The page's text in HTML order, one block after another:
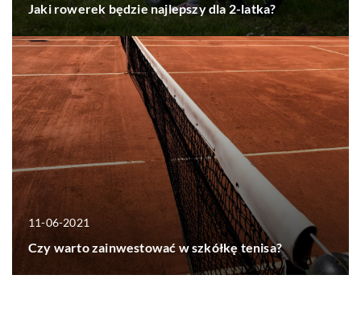
Jaki rowerek będzie najlepszy dla 2-latka?
11-06-2021
Czy warto zainwestować w szkółkę tenisa?